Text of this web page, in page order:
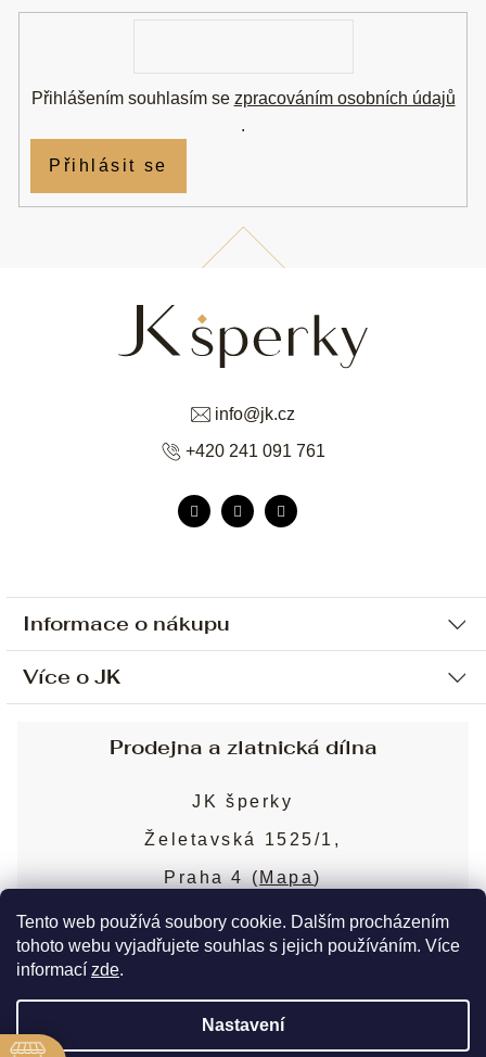
Tento web používá soubory cookie. Dalším procházením
tohoto webu vyjadřujete souhlas s jejich používáním. Více
informací zde.
Nastavení
Informace o nákupu
Ochrana osobních údajů
Sjednání osobní schůzky
Obchodní podmínky
Puncovní značky
Více o JK
Blog
Nejčastější dotazy
info@jk.cz
+420 241 091 761
Přihlášením souhlasím se zpracováním osobních údajů
.
Přihlásit se
Prodejna a zlatnická dílna
JK šperky
Želetavská 1525/1,
Praha 4 ( Mapa)
Více o prodejně
Copyright 2026JK šperky. Všechna práva
vyhrazena.
Upravit nastavení cookies